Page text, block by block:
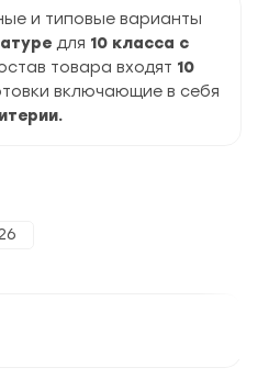
и типовые варианты
для 10 класса с
товара входят 10
включающие в себя